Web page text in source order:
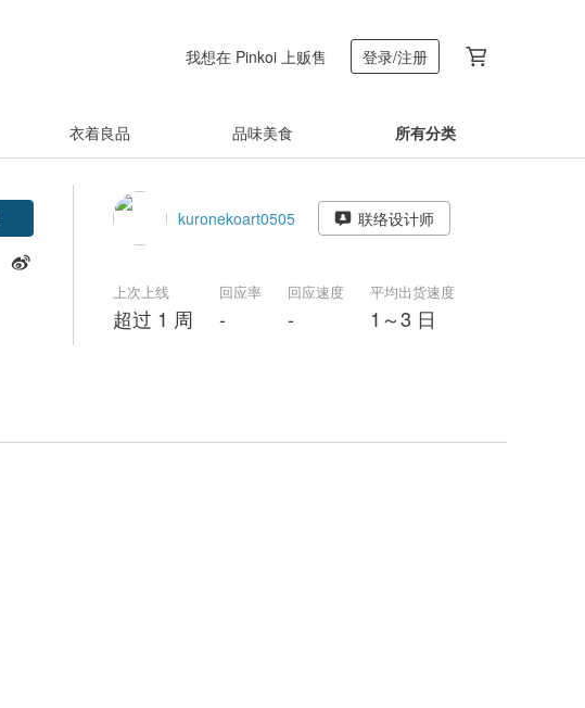
我想在 Pinkoi 上贩售 登录/注册
衣着良品 品味美食 所有分类
kuronekoart0505 联络设计师
上次上线
超过 1 周
回应率
-
回应速度
-
平均出货速度
1～3 日